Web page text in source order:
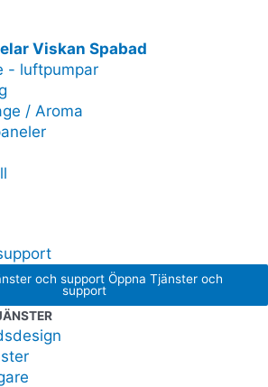
Viskan Spabad
- luftpumpar
/ Aroma
och support Öppna Tjänster och
support